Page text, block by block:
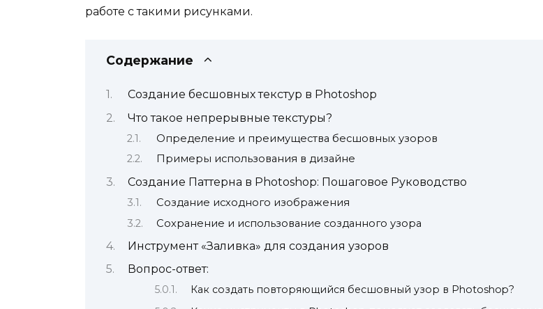
работе с такими рисунками.
Содержание
Создание бесшовных текстур в Photoshop
Что такое непрерывные текстуры?
Определение и преимущества бесшовных узоров
Примеры использования в дизайне
Создание Паттерна в Photoshop: Пошаговое Руководство
Создание исходного изображения
Сохранение и использование созданного узора
Инструмент «Заливка» для создания узоров
Вопрос-ответ:
Как создать повторяющийся бесшовный узор в Photoshop?